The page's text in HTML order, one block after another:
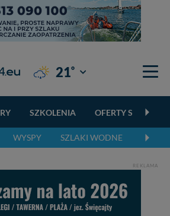
21° Giżycko
SZKOLENIA OFERTY
WYSPY SZLAKI WODNE
REKLAMA